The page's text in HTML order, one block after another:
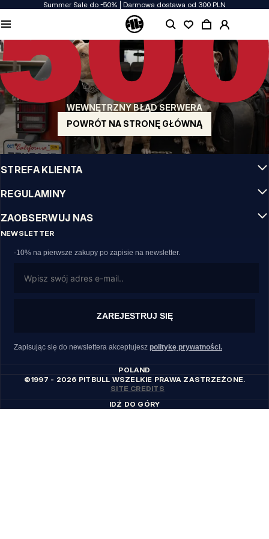
Summer Sale do -50% | Darmowa dostawa od 300 PLN
WEWNĘTRZNY BŁĄD SERWERA
POWRÓT NA STRONĘ GŁÓWNĄ
JAKOŚĆ TO DLA NAS PRIORYTET
Naszą odzież produkujemy z pasją! Nie idziemy na kompromis w kwestiach
wytrzymałości, długowieczności materiałów i dbałości o detal.
US ORIGIN
Nasze korzenie sięgają San Diego z poczatku lat 90-tych XX wieku. Nasz styl jest
surowy, autentyczny i stanowczy.
MARKA Z CHARAKTEREM
Nasze kolekcje wybierają sportowcy, fighterzy i uparci indywidualiści.
INFO
STREFA KLIENTA
REGULAMINY
ZAOBSERWUJ NAS
NEWSLETTER
-10% na pierwsze zakupy po zapisie na newsletter.
ZAREJESTRUJ SIĘ
Zapisując się do newslettera akceptujesz politykę prywatności.
POLAND
©1997 - 2026 PITBULL WSZELKIE PRAWA ZASTRZEŻONE.
SITE CREDITS
IDŹ DO GÓRY